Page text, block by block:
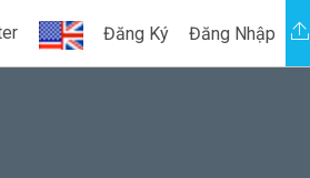
Đăng Ký Đăng Nhập